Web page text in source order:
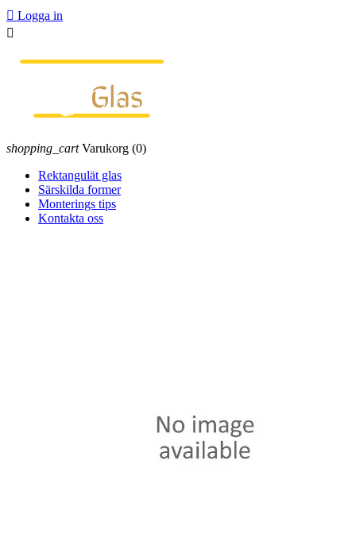
 Logga in

shopping_cart Varukorg (0)
Rektangulät glas
Särskilda former
Monterings tips
Kontakta oss